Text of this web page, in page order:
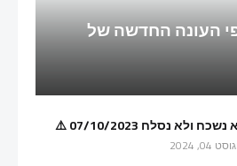
העונה החדשה של
ולא נסלח 07/10/2023 ⚠️
04, 2024